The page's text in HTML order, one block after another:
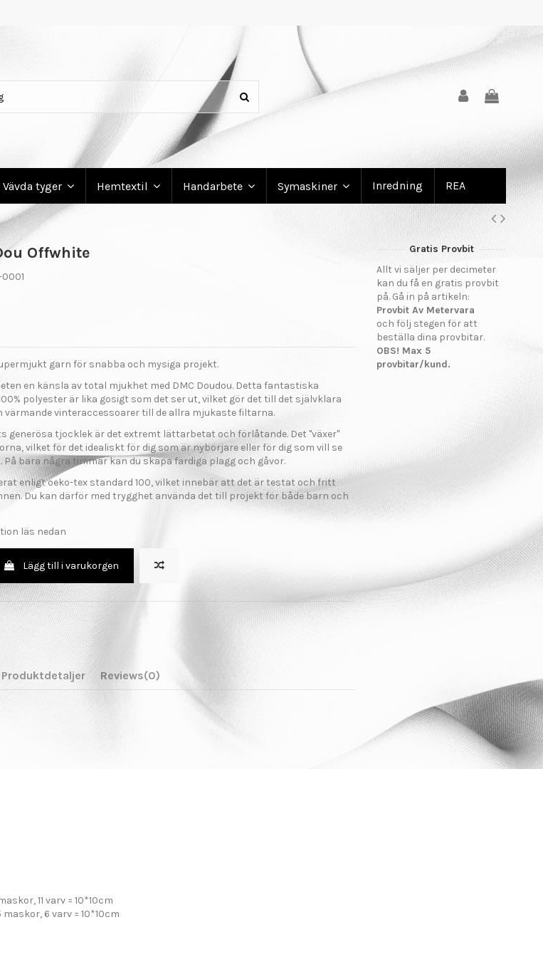
Vävda tyger Hemtextil Handarbete Symaskiner Inredning REA
Offwhite
garn för snabba och mysiga projekt.
en känsla av total mjukhet med DMC Doudou. Detta fantastiska
polyester är lika gosigt som det ser ut, vilket gör det till det självklara
värmande vinteraccessoarer till de allra mjukaste filtarna.
generösa tjocklek är det extremt lättarbetat och förlåtande. Det "växer"
vilket för det idealiskt för dig som är nybörjare eller för dig som vill se
bara några timmar kan du skapa färdiga plagg och gåvor.
enligt oeko-tex standard 100, vilket innebär att det är testat och fritt
Du kan därför med trygghet använda det till projekt för både barn och
läs nedan
Lägg till i varukorgen
Produktdetaljer Reviews(0)
11 varv = 10*10cm
6 varv = 10*10cm
Gratis Provbit
Allt vi säljer per decimeter
kan du få en gratis provbit
på. Gå in på artikeln:
Provbit Av Metervara
och följ stegen för att
beställa dina provbitar.
OBS! Max 5
provbitar/kund.